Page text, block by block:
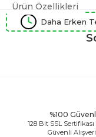
Ürün Özellikleri
Daha Erken
%100
128 Bit SSL Sertifikası
Güvenli